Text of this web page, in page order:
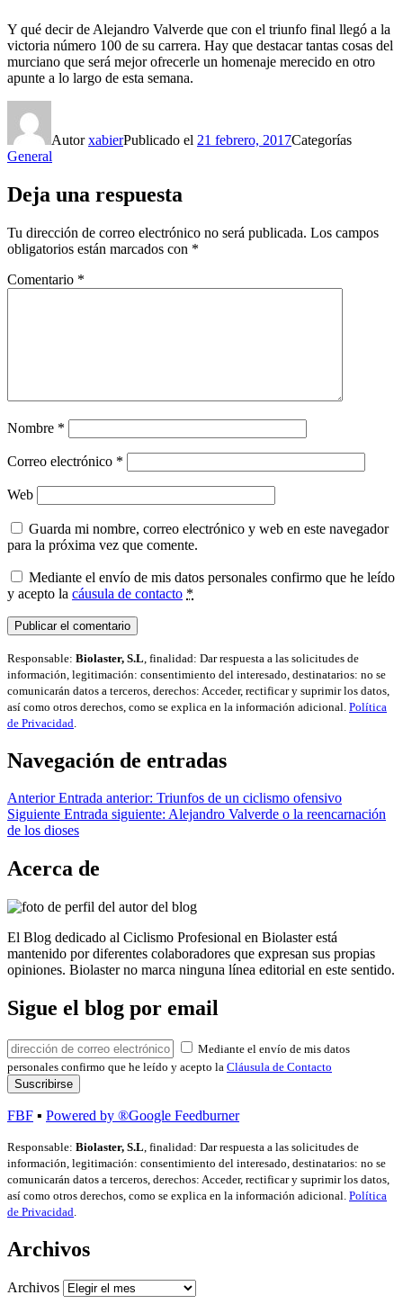
Y qué decir de Alejandro Valverde que con el triunfo final llegó a la
victoria número 100 de su carrera. Hay que destacar tantas cosas del
murciano que será mejor ofrecerle un homenaje merecido en otro
apunte a lo largo de esta semana.
AutorxabierPublicado el 21 febrero, 2017Categorías
General
Deja una respuesta
Tu dirección de correo electrónico no será publicada. Los campos
obligatorios están marcados con *
Comentario *
Nombre *
Correo electrónico *
Web
Guarda mi nombre, correo electrónico y web en este navegador
para la próxima vez que comente.
Mediante el envío de mis datos personales confirmo que he leído
y acepto la cáusula de contacto *
Responsable: Biolaster, S.L , finalidad: Dar respuesta a las solicitudes de
información, legitimación: consentimiento del interesado, destinatarios: no se
comunicarán datos a terceros, derechos: Acceder, rectificar y suprimir los datos,
así como otros derechos, como se explica en la información adicional. Política
de Privacidad
Navegación de entradas
Anterior Entrada anterior: Triunfos de un ciclismo ofensivo
Siguiente Entrada siguiente: Alejandro Valverde o la reencarnación
de los dioses
Acerca de
El Blog dedicado al Ciclismo Profesional en Biolaster está
mantenido por diferentes colaboradores que expresan sus propias
opiniones. Biolaster no marca ninguna línea editorial en este sentido.
Sigue el blog por email
Mediante el envío de mis datos
personales confirmo que he leído y acepto la Cláusula de Contacto
FBF ▪ Powered by ®Google Feedburner
Responsable: Biolaster, S.L, finalidad: Dar respuesta a las solicitudes de
información, legitimación: consentimiento del interesado, destinatarios: no se
comunicarán datos a terceros, derechos: Acceder, rectificar y suprimir los datos,
así como otros derechos, como se explica en la información adicional. Política
de Privacidad.
Archivos
Archivos